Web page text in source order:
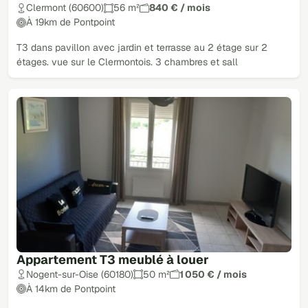
Clermont (60600) 56 m²
840 € / mois
À 19km de Pontpoint
T3 dans pavillon avec jardin et terrasse au 2 étage sur 2
étages. vue sur le Clermontois. 3 chambres et sall
Appartement T3 meublé à louer
Nogent-sur-Oise (60180) 50 m²
1 050 € / mois
À 14km de Pontpoint